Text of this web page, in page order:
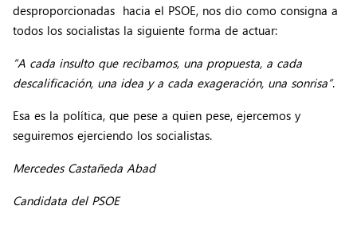
desproporcionadas hacia el PSOE, nos dio como consigna a
todos los socialistas la siguiente forma de actuar:
“A cada insulto que recibamos, una propuesta, a cada
descalificación, una idea y a cada exageración, una sonrisa”.
Esa es la política, que pese a quien pese, ejercemos y
seguiremos ejerciendo los socialistas.
Mercedes Castañeda Abad
Candidata del PSOE